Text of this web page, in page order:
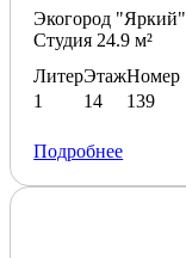
Экогород "Яркий"
Студия 24.9 м²
Литер
1
Этаж
14
Номер
139
Подробнее